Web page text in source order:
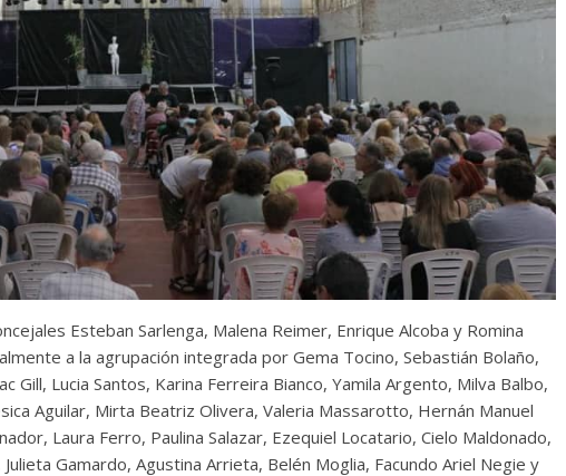
Esteban Sarlenga, Malena Reimer, Enrique Alcoba y Romina
a la agrupación integrada por Gema Tocino, Sebastián Bolaño,
Gill, Lucia Santos, Karina Ferreira Bianco, Yamila Argento, Milva Balbo,
Aguilar, Mirta Beatriz Olivera, Valeria Massarotto, Hernán Manuel
Laura Ferro, Paulina Salazar, Ezequiel Locatario, Cielo Maldonado,
Gamardo, Agustina Arrieta, Belén Moglia, Facundo Ariel Negie y